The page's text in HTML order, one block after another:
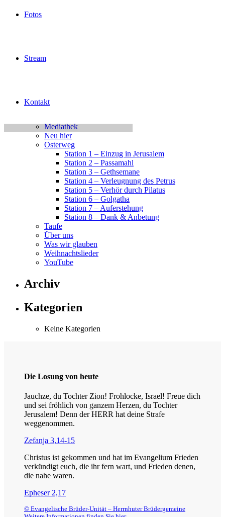
Fotos
Stream
Kontakt
Kinderfest 2026
Logout
MBG Hameln
Mediathek
Neu hier
Osterweg
Station 1 – Einzug in Jerusalem
Station 2 – Passamahl
Station 3 – Gethsemane
Station 4 – Verleugnung des Petrus
Station 5 – Verhör durch Pilatus
Station 6 – Golgatha
Station 7 – Auferstehung
Station 8 – Dank & Anbetung
Taufe
Über uns
Was wir glauben
Weihnachtslieder
YouTube
Archiv
Kategorien
Keine Kategorien
Die Losung von heute
Jauchze, du Tochter Zion! Frohlocke, Israel! Freue dich
und sei fröhlich von ganzem Herzen, du Tochter
Jerusalem! Denn der HERR hat deine Strafe
weggenommen.
Zefanja 3,14-15
Christus ist gekommen und hat im Evangelium Frieden
verkündigt euch, die ihr fern wart, und Frieden denen,
die nahe waren.
Epheser 2,17
© Evangelische Brüder-Unität – Herrnhuter Brüdergemeine